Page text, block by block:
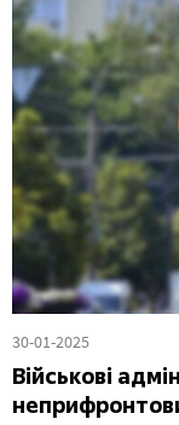
30-01-2025
Військові